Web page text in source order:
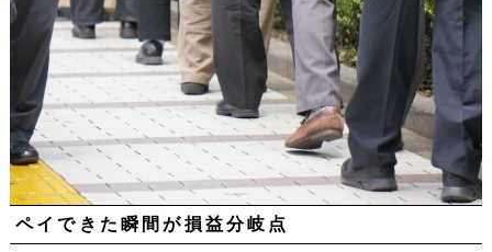
ペイできた瞬間が損益分岐点